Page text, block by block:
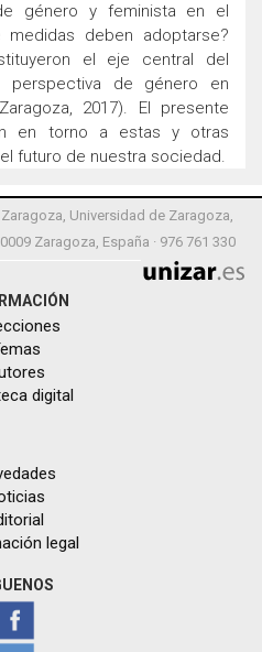
género y feminista en el
medidas deben adoptarse?
el eje central del
perspectiva de género en
2017). El presente
en torno a estas y otras
futuro de nuestra sociedad.
Universidad de Zaragoza,
Zaragoza, España · 976 761 330
digital
legal